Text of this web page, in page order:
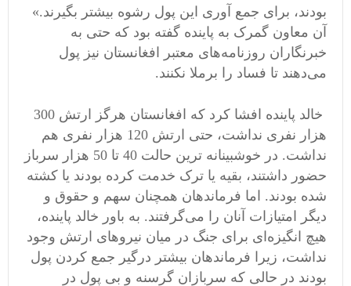
بودند، برای جمع آوری‌ این پول رشوه بیشتر بگیرند.»
آن معاون گمرک به پاینده گفته بود که حتی به
خبرنگاران روزنامه‌های معتبر افغانستان نیز پول
می‌دهند تا فساد را برملا نکنند.
خالد پاینده افشا کرد که افغانستان هرگز ارتش 300
هزار نفری نداشت، حتی ارتش ‌120 هزار نفری هم
نداشت‌. در خوشبینانه ترین حالت 40 تا 50 هزار سرباز
حضور داشتند، بقیه یا ترک خدمت کرده بودند یا کشته
شده بودند. اما فرماندهان همچنان سهم و حقوق و
دیگر امتیازات آنان را می‌گرفتند. به باور خالد پاینده‌،
هیچ انگیزه‌ای برای جنگ در میان نیروهای ارتش وجود
نداشت‌، زیرا فرماندهان بیشتر درگیر جمع کردن پول
بودند در حالی که سربازان گرسنه و بی پول در